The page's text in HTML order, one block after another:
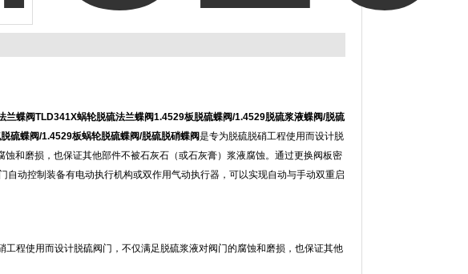
兰蝶阀TLD341X蜗轮脱硫法兰蝶阀1.4529板脱硫蝶阀/1.4529脱硫浆液蝶阀/脱硫
硫蝶阀/1.4529板蜗轮脱硫蝶阀/脱硫脱硝蝶阀是专为脱硫脱硝工程使用而设计脱
和磨损，也保证其他部件不被石灰石（或石灰膏）浆液腐蚀。通过更换阀板密
动控制装备有电动执行机构或双作用气动执行器，可以实现自动与手动双重启
程使用而设计脱硫阀门，不仅满足脱硫浆液对阀门的腐蚀和磨损，也保证其他